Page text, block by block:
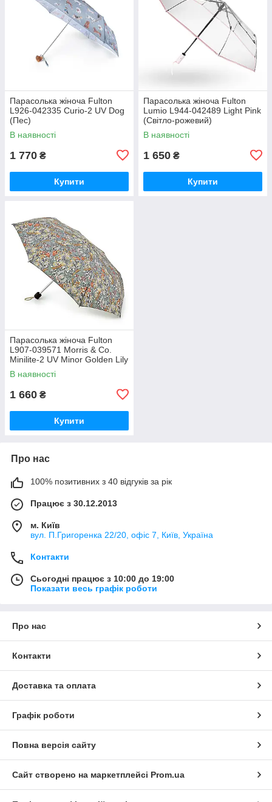
Парасолька жіноча Fulton
L926-042335 Curio-2 UV Dog
(Пес)
В наявності
1 770 ₴
Купити
Парасолька жіноча Fulton
Lumio L944-042489 Light Pink
(Світло-рожевий)
В наявності
1 650 ₴
Купити
Парасолька жіноча Fulton
L907-039571 Morris & Co.
Minilite-2 UV Minor Golden Lily
Slate Manilla (Золота лілія)
В наявності
1 660 ₴
Купити
Про нас
100% позитивних з 40 відгуків за рік
Працює з 30.12.2013
м. Київ
вул. П.Григоренка 22/20, офіс 7, Київ, Україна
Контакти
Сьогодні працює з 10:00 до 19:00
Показати весь графік роботи
Про нас
Контакти
Доставка та оплата
Графік роботи
Повна версія сайту
Сайт створено на маркетплейсі Prom.ua